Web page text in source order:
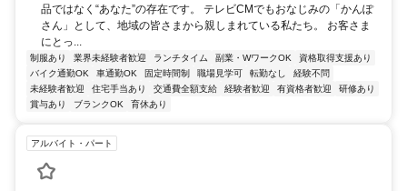
品ではなく“あなた”の存在です。 テレビCMでもおなじみの「かんぽ
さん」として、地域の皆さまから親しまれている私たち。 お客さま
にとっ...
制服あり 業界未経験者歓迎 ランチタイム 副業・WワークOK
資格取得支援あり
バイク通勤OK
車通勤OK 固定時間制 職場見学可 転勤なし
経験不問
未経験者歓迎
住宅手当あり 交通費全額支給 経験者歓迎 有資格者歓迎
研修あり
賞与あり
ブランクOK 育休あり
アルバイト・パート